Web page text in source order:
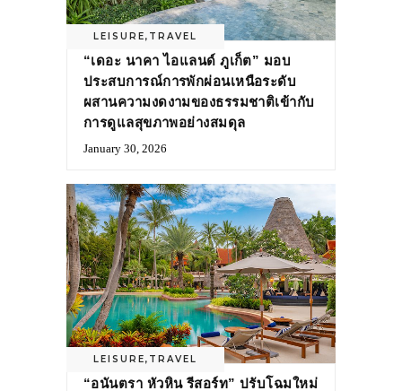
LEISURE, TRAVEL
“เดอะ นาคา ไอแลนด์ ภูเก็ต” มอบ
ประสบการณ์การพักผ่อนเหนือระดับ
ผสานความงดงามของธรรมชาติเข้ากับ
การดูแลสุขภาพอย่างสมดุล
January 30, 2026
LEISURE, TRAVEL
“อนันตรา หัวหิน รีสอร์ท” ปรับโฉมใหม่